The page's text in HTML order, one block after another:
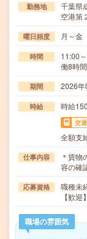
勤務地
千葉県
空港第
曜日頻度 月～金
時間
11:00
働8時
期間 2026
時給 時給
交
全額支
仕事内容
＊貨物
容の確
応募資格
職種未
【歓
職場の雰囲気